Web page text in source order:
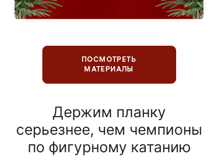
ПОСМОТРЕТЬ
МАТЕРИАЛЫ
Держим планку
серьезнее, чем чемпионы
по фигурному катанию